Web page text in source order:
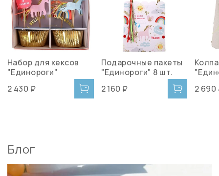
Набор для кексов
"Единороги"
2 430 ₽
Подарочные пакеты
"Единороги" 8 шт.
2 160 ₽
2 690
Блог